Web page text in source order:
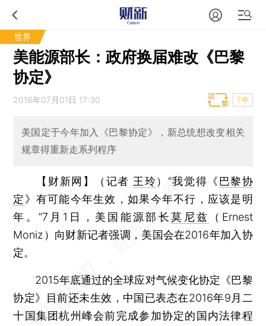
世界
美能源部长：政府换届难改《巴黎
协定》
2016年07月01日 17:30 T中
美国定于今年加入《巴黎协定》，新总统想改变相关
规章得重新走系列程序
【财新网】（记者 王玲 ） “我觉得《巴黎协
定 》有可能今年生效，如果今年不行，应该是明
年。”7月1日，美国能源部长莫尼兹
（Ernest
Moniz）向财新记者强调，美国会在2016年加入协
定。
2015年底通过的全球应对气候变化协定《巴黎
协定》目前还未生效，中国已表态在2016年9月二
十国集团杭州峰会前完成参加协定的国内法律程